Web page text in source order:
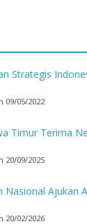
Strategis
09/05/2022
Timur Terima
20/09/2025
Ajukan
20/02/2026